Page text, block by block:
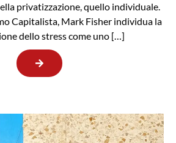
privatizzazione, quello individuale.
Capitalista, Mark Fisher individua la
dello stress come uno […]